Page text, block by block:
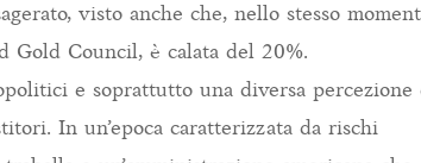
visto anche che, nello stesso
Gold Council, è calata del 20%.
e soprattutto una diversa percezione
In un’epoca caratterizzata da rischi